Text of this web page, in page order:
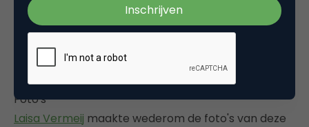
Foto's
Laisa Vermeij maakte wederom de foto's van deze